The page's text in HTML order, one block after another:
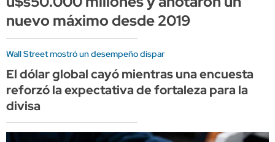
nuevo máximo desde 2019
Wall Street mostró un desempeño dispar
El dólar global cayó mientras una encuesta
reforzó la expectativa de fortaleza para la
divisa